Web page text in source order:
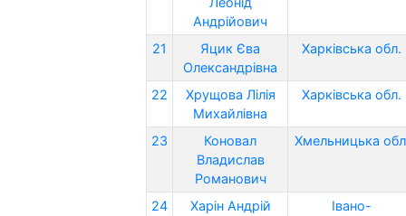
Андрійович
21
Яцик Єва
Олександрівна
Харківська обл.
22
Хрущова Лілія
Михайлівна
Харківська обл.
23
Коновал
Владислав
Романович
Хмельницька
24
Харін Андрій
Івано-